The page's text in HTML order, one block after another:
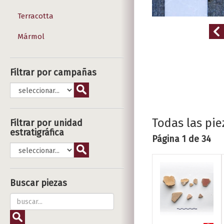
Terracotta
Mármol
Filtrar por campañas
Filtrar por unidad
estratigráfica
Buscar piezas
Todas las
Página 1 de 34